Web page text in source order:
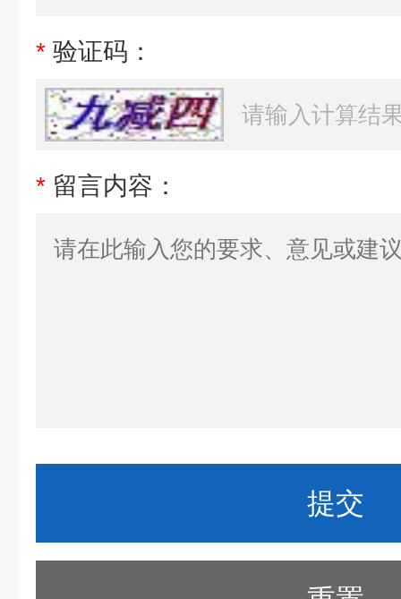
* 验证码：
* 留言内容：